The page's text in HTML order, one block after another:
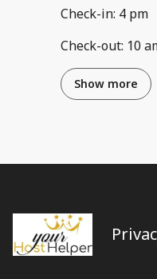
Check-in: 4 pm
Check-out: 10
Show more